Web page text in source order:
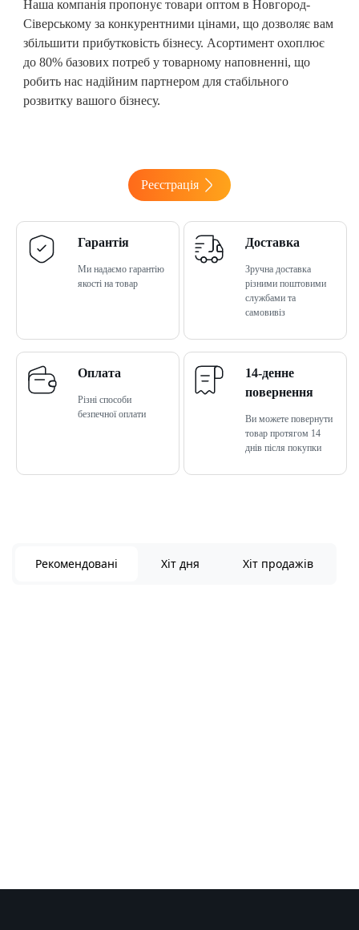
Наша компанія пропонує товари оптом в Новгород-
Сіверському за конкурентними цінами, що дозволяє вам
збільшити прибутковість бізнесу. Асортимент охоплює
до 80% базових потреб у товарному наповненні, що
робить нас надійним партнером для стабільного
розвитку вашого бізнесу.
Реєстрація
Гарантія
Ми надаємо гарантію
якості на товар
Доставка
Зручна доставка
різними поштовими
службами та
самовивіз
Оплата
Різні способи
безпечної оплати
14-денне
повернення
Ви можете повернути
товар протягом 14
днів після покупки
Рекомендовані Хіт дня Хіт продажів